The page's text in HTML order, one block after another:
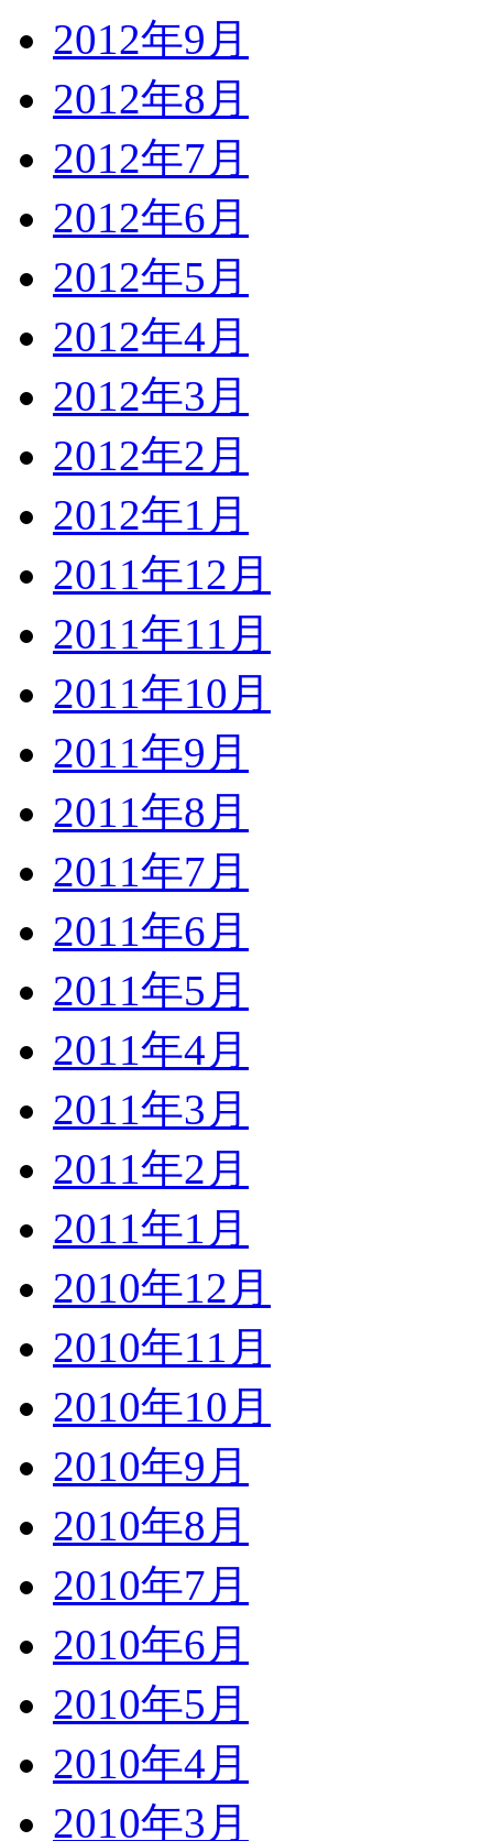
2012年9月
2012年8月
2012年7月
2012年6月
2012年5月
2012年4月
2012年3月
2012年2月
2012年1月
2011年12月
2011年11月
2011年10月
2011年9月
2011年8月
2011年7月
2011年6月
2011年5月
2011年4月
2011年3月
2011年2月
2011年1月
2010年12月
2010年11月
2010年10月
2010年9月
2010年8月
2010年7月
2010年6月
2010年5月
2010年4月
2010年3月